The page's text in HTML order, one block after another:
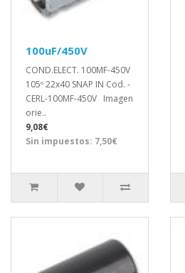
100uF/450V
COND.ELECT. 100MF-450V
105º 22x40 SNAP IN Cod. -
CERL-100MF-450V Imagen
orie..
9,08€
Sin impuestos: 7,50€